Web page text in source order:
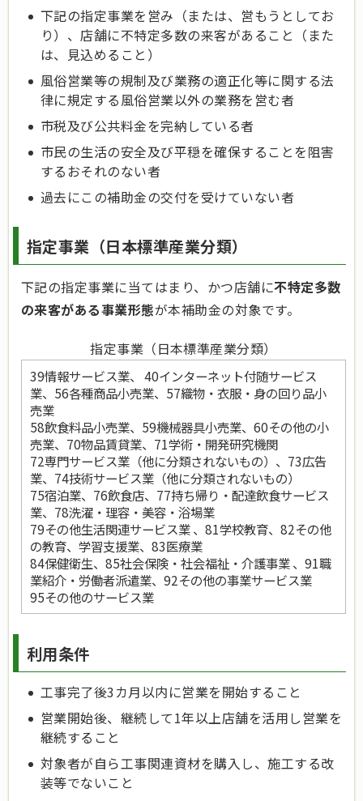
下記の指定事業を営み（または、営もうとしてお
り）、店舗に不特定多数の来客があること（また
は、見込めること）
風俗営業等の規制及び業務の適正化等に関する法
律に規定する風俗営業以外の業務を営む者
市税及び公共料金を完納している者
市民の生活の安全及び平穏を確保することを阻害
するおそれのない者
過去にこの補助金の交付を受けていない者
指定事業（日本標準産業分類）
下記の指定事業に当てはまり、かつ店舗に不特定多数
の来客がある事業形態が本補助金の対象です。
指定事業（日本標準産業分類）
39情報サービス業、 40インターネット付随サービス
業、56各種商品小売業、57織物・衣服・身の回り品小
売業
58飲食料品小売業、59機械器具小売業、60その他の小
売業、70物品賃貸業、71学術・開発研究機関
72専門サービス業（他に分類されないもの）、73広告
業、74技術サービス業（他に分類されないもの）
75宿泊業、76飲食店、77持ち帰り・配達飲食サービス
業、78洗濯・理容・美容・浴場業
79その他生活関連サービス業 、81学校教育、82その他
の教育、学習支援業、83医療業
84保健衛生、85社会保険・社会福祉・介護事業 、91職
業紹介・労働者派遣業、92その他の事業サービス業
95その他のサービス業
​利用条件
工事完了後3カ月以内に営業を開始すること
営業開始後、継続して1年以上店舗を活用し営業を
継続すること
対象者が自ら工事関連資材を購入し、施工する改
装等でないこと